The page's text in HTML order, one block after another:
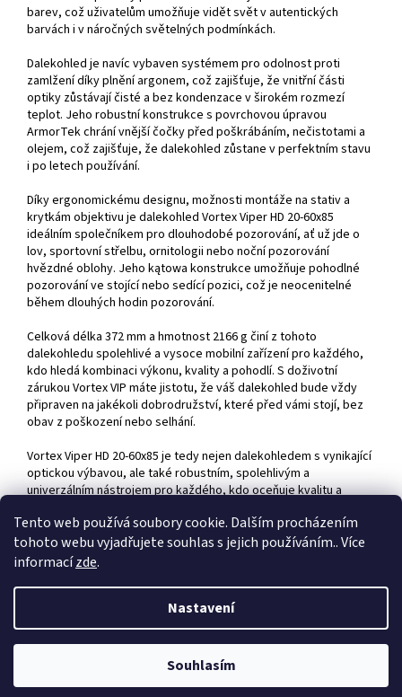
Tento web používá soubory cookie. Dalším procházením
tohoto webu vyjadřujete souhlas s jejich používáním.. Více
informacízde.
Nastavení
Souhlasím
barev, což uživatelům umožňuje vidět svět v autentických
barvách i v náročných světelných podmínkách.
Dalekohled je navíc vybaven systémem pro odolnost proti
zamlžení díky plnění argonem, což zajišťuje, že vnitřní části
optiky zůstávají čisté a bez kondenzace v širokém rozmezí
teplot. Jeho robustní konstrukce s povrchovou úpravou
ArmorTek chrání vnější čočky před poškrábáním, nečistotami a
olejem, což zajišťuje, že dalekohled zůstane v perfektním stavu
i po letech používání.
Díky ergonomickému designu, možnosti montáže na stativ a
krytkám objektivu je dalekohled Vortex Viper HD 20-60x85
ideálním společníkem pro dlouhodobé pozorování, ať už jde o
lov, sportovní střelbu, ornitologii nebo noční pozorování
hvězdné oblohy. Jeho kątowa konstrukce umožňuje pohodlné
pozorování ve stojící nebo sedící pozici, což je neocenitelné
během dlouhých hodin pozorování.
Celková délka 372 mm a hmotnost 2166 g činí z tohoto
dalekohledu spolehlivé a vysoce mobilní zařízení pro každého,
kdo hledá kombinaci výkonu, kvality a pohodlí. S doživotní
zárukou Vortex VIP máte jistotu, že váš dalekohled bude vždy
připraven na jakékoli dobrodružství, které před vámi stojí, bez
obav z poškození nebo selhání.
Vortex Viper HD 20-60x85 je tedy nejen dalekohledem s vynikající
optickou výbavou, ale také robustním, spolehlivým a
univerzálním nástrojem pro každého, kdo oceňuje kvalitu a
Vytvořil Shoptet
Zbraně Devítka. Všechna práva vyhrazena.